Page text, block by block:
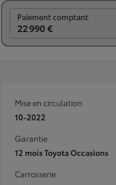
Paiement comptant
22 990 €
Mise en circulation
10-2022
Garantie
12 mois Toyota Occasions
Carrosserie